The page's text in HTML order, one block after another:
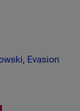
Evasion